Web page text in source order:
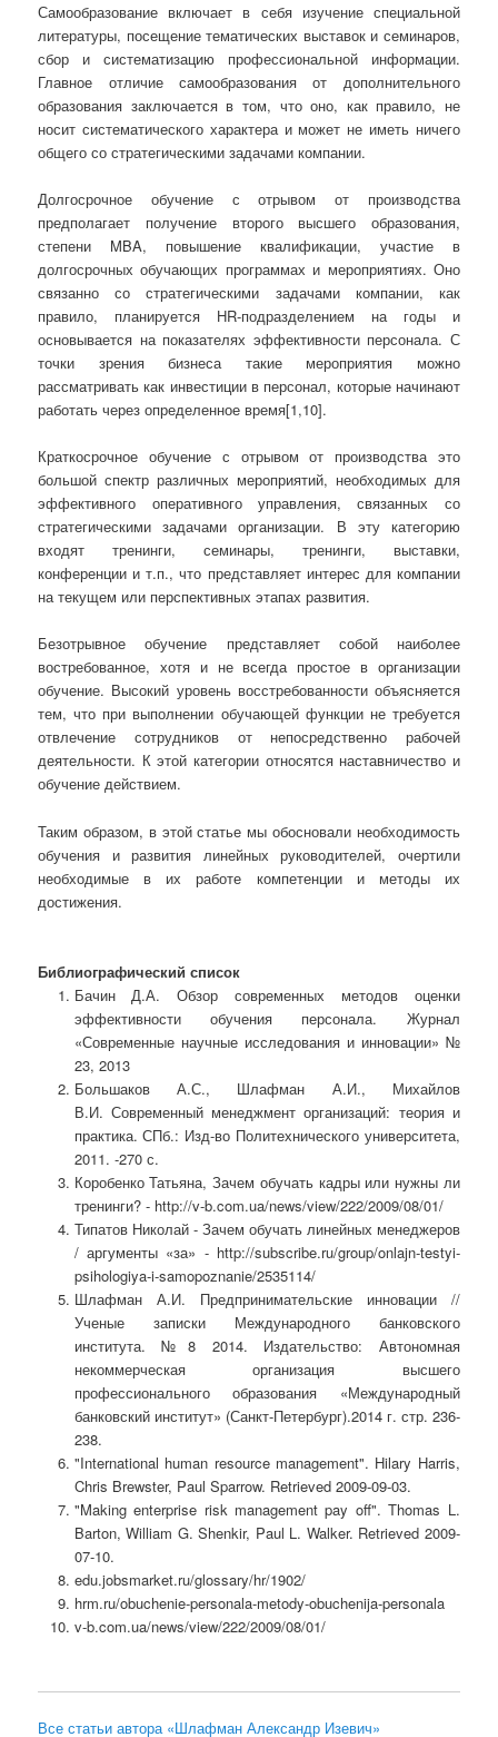
Самообразование включает в себя изучение специальной
литературы, посещение тематических выставок и семинаров,
сбор и систематизацию профессиональной информации.
Главное отличие самообразования от дополнительного
образования заключается в том, что оно, как правило, не
носит систематического характера и может не иметь ничего
общего со стратегическими задачами компании.
Долгосрочное обучение с отрывом от производства
предполагает получение второго высшего образования,
степени MBA, повышение квалификации, участие в
долгосрочных обучающих программах и мероприятиях. Оно
связанно со стратегическими задачами компании, как
правило, планируется HR-подразделением на годы и
основывается на показателях эффективности персонала. С
точки зрения бизнеса такие мероприятия можно
рассматривать как инвестиции в персонал, которые начинают
работать через определенное время[1,10].
Краткосрочное обучение с отрывом от производства это
большой спектр различных мероприятий, необходимых для
эффективного оперативного управления, связанных со
стратегическими задачами организации. В эту категорию
входят тренинги, семинары, тренинги, выставки,
конференции и т.п., что представляет интерес для компании
на текущем или перспективных этапах развития.
Безотрывное обучение представляет собой наиболее
востребованное, хотя и не всегда простое в организации
обучение. Высокий уровень восстребованности объясняется
тем, что при выполнении обучающей функции не требуется
отвлечение сотрудников от непосредственно рабочей
деятельности. К этой категории относятся наставничество и
обучение действием.
Таким образом, в этой статье мы обосновали необходимость
обучения и развития линейных руководителей, очертили
необходимые в их работе компетенции и методы их
достижения.
Библиографический список
Бачин Д.А. Обзор современных методов оценки
эффективности обучения персонала. Журнал
«Современные научные исследования и инновации» №
23, 2013
Большаков А.С., Шлафман А.И., Михайлов
В.И. Современный менеджмент организаций: теория и
практика. СПб.: Изд-во Политехнического университета,
2011. -270 с.
Коробенко Татьяна, Зачем обучать кадры или нужны ли
тренинги? - http://v-b.com.ua/news/view/222/2009/08/01/
Типатов Николай - Зачем обучать линейных менеджеров
/ аргументы «за» - http://subscribe.ru/group/onlajn-testyi-
psihologiya-i-samopoznanie/2535114/
Шлафман А.И. Предпринимательские инновации //
Ученые записки Международного банковского
института. №8 2014. Издательство: Автономная
некоммерческая организация высшего
профессионального образования «Международный
банковский институт» (Санкт-Петербург).2014 г. стр. 236-
238.
"International human resource management". Hilary Harris,
Chris Brewster, Paul Sparrow. Retrieved 2009-09-03.
"Making enterprise risk management pay off". Thomas L.
Barton, William G. Shenkir, Paul L. Walker. Retrieved 2009-
07-10.
edu.jobsmarket.ru/glossary/hr/1902/
hrm.ru/obuchenie-personala-metody-obuchenija-personala
v-b.com.ua/news/view/222/2009/08/01/
Все статьи автора «Шлафман Александр Изевич»